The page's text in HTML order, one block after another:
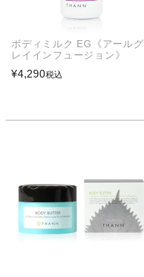
ボディミルク EG《アールグ
レイインフュージョン》
¥4,290税込